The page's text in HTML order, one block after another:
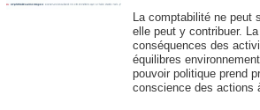
La comptabilité ne
elle peut y contribuer.
conséquences des
équilibres
pouvoir politique prend
conscience des actions